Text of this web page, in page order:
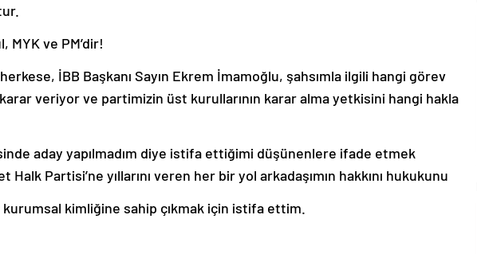
MYK ve PM’dir!
İBB Başkanı Sayın Ekrem İmamoğlu, şahsımla ilgili hangi görev
veriyor ve partimizin üst kurullarının karar alma yetkisini hangi hakla
aday yapılmadım diye istifa ettiğimi düşünenlere ifade etmek
Partisi’ne yıllarını veren her bir yol arkadaşımın hakkını hukukunu
kimliğine sahip çıkmak için istifa ettim.